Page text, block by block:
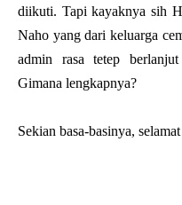
diikuti. Tapi kayaknya sih
Naho yang dari keluarga
admin rasa tetep
Gimana lengkapnya?
Sekian basa-basinya,